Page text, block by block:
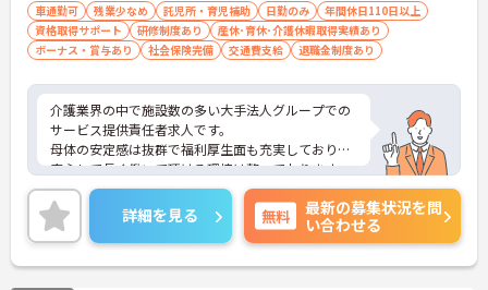
車通勤可 残業少なめ 託児所・育児補助 日勤のみ
年間休日110日以上
資格取得サポート
研修制度あり
産休･育休･介護休暇取得実績あり
ボーナス・賞与あり
社会保険完備 交通費支給 退職金制度あり
介護業界の中で施設数の多い大手法人グループでの
サービス提供責任者求人です。
母体の安定感は抜群で福利厚生面も充実しており、
安心して長く働いて頂ける環境は整っております。
また、頑張りがきちんと評価に繋がります。
ご興味のある方はぜひお気軽にお問い合わせくださ
い。
詳細を見る 無料
最新の募集状況を問
い合わせる